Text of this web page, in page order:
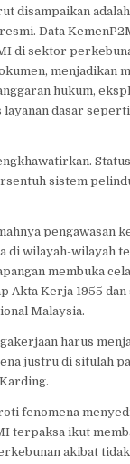
disampaikan
Data
di sektor
menjadikan
hukum,
dasar
sistem
pengawasan
di wilayah-wilayah
membuka
Akta Kerja 1955 dan
Malaysia.
harus
justru di situlah
fenomena
terpaksa ikut
akibat tidak